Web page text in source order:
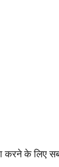
करने के लिए